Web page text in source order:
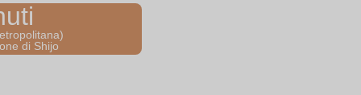
di Shijo